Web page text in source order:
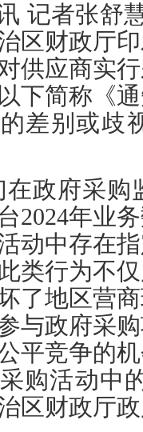
记者张舒
区财政厅
供应商实
下简称《
差别或歧
在政府采购
2024年业
动中存在
类行为不
了地区营
与政府采
平竞争的
购活动中
区财政厅